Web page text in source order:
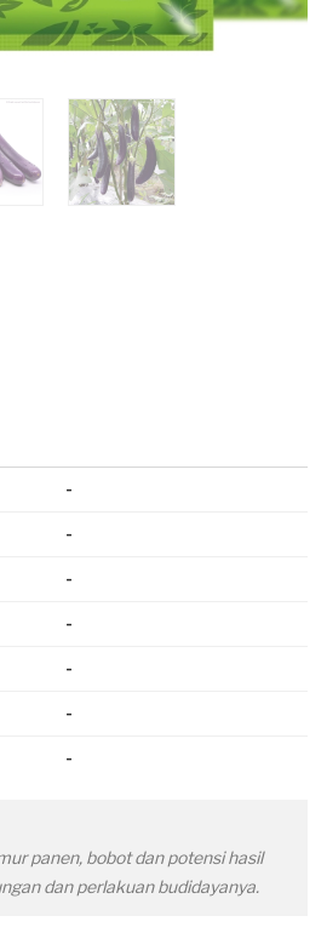
-
-
-
-
-
-
-
panen, bobot dan potensi hasil
dan perlakuan budidayanya.